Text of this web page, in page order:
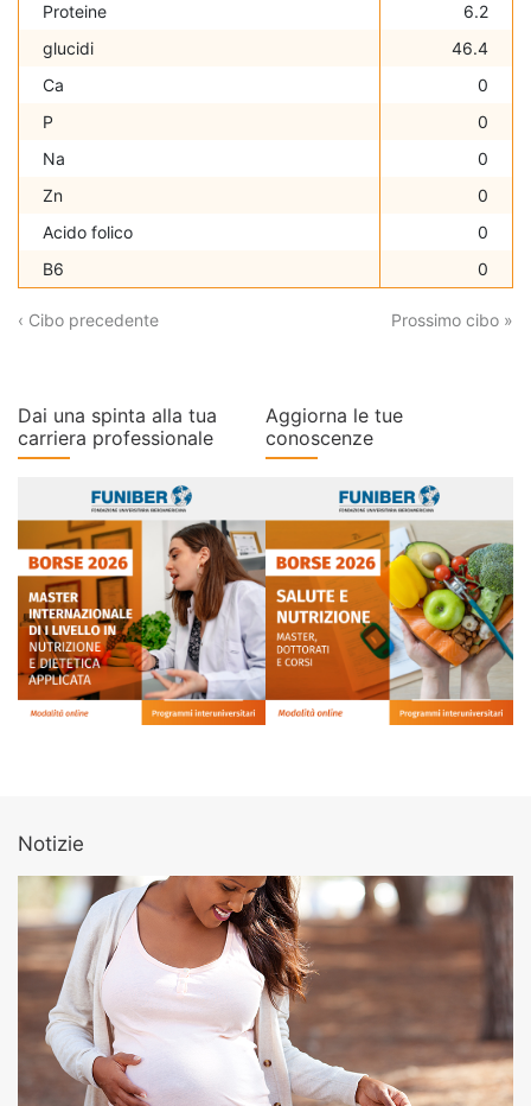
Proteine
6.2
glucidi
46.4
Ca
0
P
0
Na
0
Zn
0
Acido folico
0
B6
0
‹ Cibo precedente Prossimo cibo »
Dai una spinta alla tua
carriera professionale
Aggiorna le tue
conoscenze
Notizie